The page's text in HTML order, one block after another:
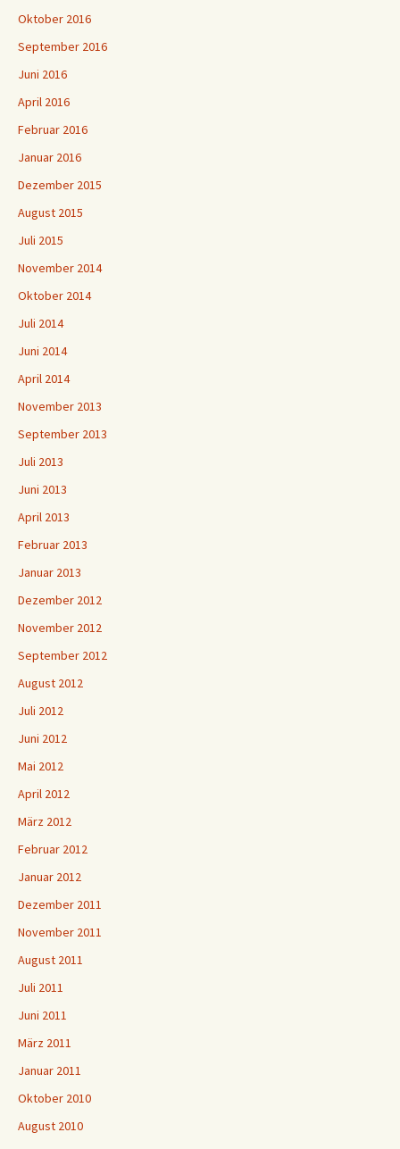
Oktober 2016
September 2016
Juni 2016
April 2016
Februar 2016
Januar 2016
Dezember 2015
August 2015
Juli 2015
November 2014
Oktober 2014
Juli 2014
Juni 2014
April 2014
November 2013
September 2013
Juli 2013
Juni 2013
April 2013
Februar 2013
Januar 2013
Dezember 2012
November 2012
September 2012
August 2012
Juli 2012
Juni 2012
Mai 2012
April 2012
März 2012
Februar 2012
Januar 2012
Dezember 2011
November 2011
August 2011
Juli 2011
Juni 2011
März 2011
Januar 2011
Oktober 2010
August 2010